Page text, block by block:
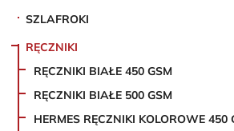
SZLAFROKI
RĘCZNIKI
RĘCZNIKI BIAŁE 450 GSM
RĘCZNIKI BIAŁE 500 GSM
HERMES RĘCZNIKI KOLOROWE 450